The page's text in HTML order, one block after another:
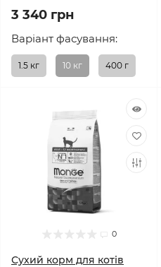
3 340 грн
Варіант фасування:
1.5 кг 10 кг 400 г
0
Сухий корм для котів